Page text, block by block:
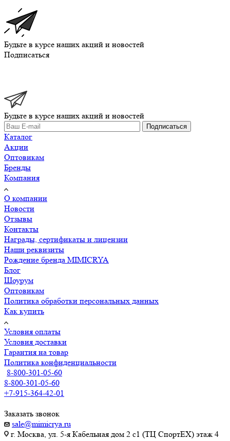
Будьте в курсе наших акций и новостей
Подписаться
Будьте в курсе наших акций и новостей
Подписаться
Каталог
Акции
Оптовикам
Бренды
Компания
О компании
Новости
Отзывы
Контакты
Награды, сертификаты и лицензии
Наши реквизиты
Рождение бренда MIMICRYA
Блог
Шоурум
Оптовикам
Политика обработки персональных данных
Как купить
Условия оплаты
Условия доставки
Гарантия на товар
Политика конфиденциальности
8-800-301-05-60
8-800-301-05-60
+7-915-364-42-01
Заказать звонок
sale@mimicrya.ru
г. Москва, ул. 5-я Кабельная дом 2 с1 (ТЦ СпортEX) этаж 4